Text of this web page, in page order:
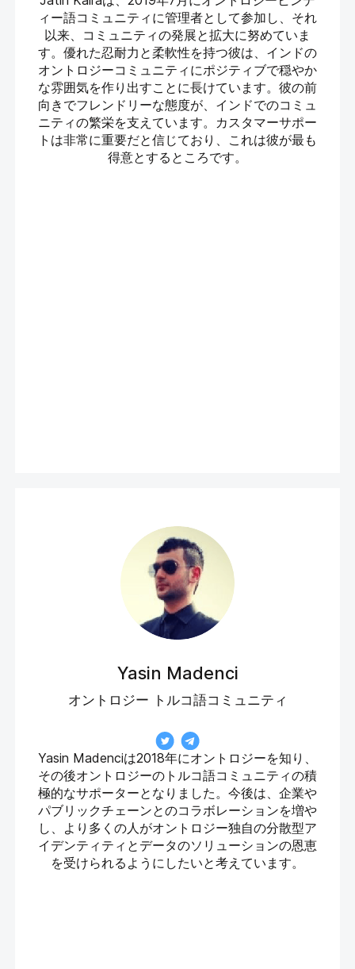
ィー語コミュニティに管理者として参加し、それ
以来、コミュニティの発展と拡大に努めていま
す。優れた忍耐力と柔軟性を持つ彼は、インドの
オントロジーコミュニティにポジティブで穏やか
な雰囲気を作り出すことに長けています。彼の前
向きでフレンドリーな態度が、インドでのコミュ
ニティの繁栄を支えています。カスタマーサポー
トは非常に重要だと信じており、これは彼が最も
得意とするところです。
Yasin Madenci
オントロジー トルコ語コミュニティ
Yasin Madenciは2018年にオントロジーを知り、
その後オントロジーのトルコ語コミュニティの積
極的なサポーターとなりました。今後は、企業や
パブリックチェーンとのコラボレーションを増や
し、より多くの人がオントロジー独自の分散型ア
イデンティティとデータのソリューションの恩恵
を受けられるようにしたいと考えています。